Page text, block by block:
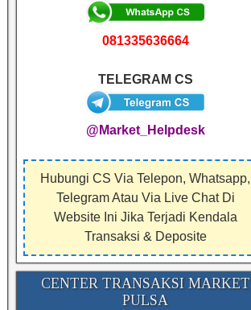
081335636664
TELEGRAM CS
@Market_Helpdesk
Hubungi CS Via Telepon, Whatsapp,
Telegram Atau Via Live Chat Di
Website Ini Jika Terjadi Kendala
Transaksi & Deposite
CENTER TRANSAKSI MARKET
PULSA